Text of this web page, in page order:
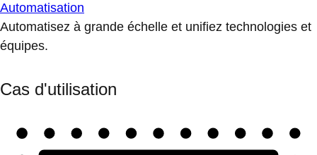
Automatisation
Automatisez à grande échelle et unifiez technologies et
équipes.
Cas d'utilisation